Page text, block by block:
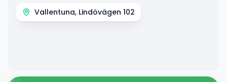
Vallentuna, Lindövägen 102